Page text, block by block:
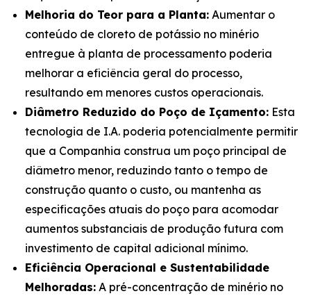
Melhoria do Teor para a Planta: Aumentar o
conteúdo de cloreto de potássio no minério
entregue à planta de processamento poderia
melhorar a eficiência geral do processo,
resultando em menores custos operacionais.
Diâmetro Reduzido do Poço de Içamento: Esta
tecnologia de I.A. poderia potencialmente permitir
que a Companhia construa um poço principal de
diâmetro menor, reduzindo tanto o tempo de
construção quanto o custo, ou mantenha as
especificações atuais do poço para acomodar
aumentos substanciais de produção futura com
investimento de capital adicional mínimo.
Eficiência Operacional e Sustentabilidade
Melhoradas: A pré-concentração de minério no